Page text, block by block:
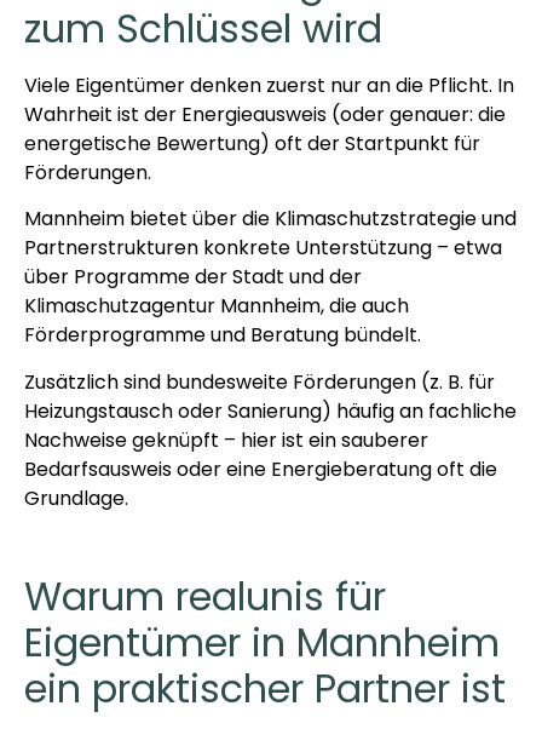
zum Schlüssel wird
Viele Eigentümer denken zuerst nur an die Pflicht. In
Wahrheit ist der Energieausweis (oder genauer: die
energetische Bewertung) oft der Startpunkt für
Förderungen.
Mannheim bietet über die Klimaschutzstrategie und
Partnerstrukturen konkrete Unterstützung – etwa
über Programme der Stadt und der
Klimaschutzagentur Mannheim, die auch
Förderprogramme und Beratung bündelt.
Zusätzlich sind bundesweite Förderungen (z. B. für
Heizungstausch oder Sanierung) häufig an fachliche
Nachweise geknüpft – hier ist ein sauberer
Bedarfsausweis oder eine Energieberatung oft die
Grundlage.
Warum realunis für
Eigentümer in Mannheim
ein praktischer Partner ist